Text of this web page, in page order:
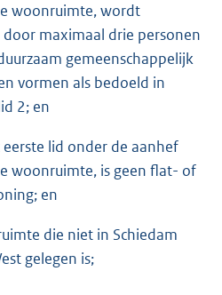
woonruimte, wordt
maximaal drie personen
gemeenschappelijk
vormen als bedoeld in
2; en
eerste lid onder de aanhef
woonruimte, is geen flat- of
en
die niet in Schiedam
gelegen is;